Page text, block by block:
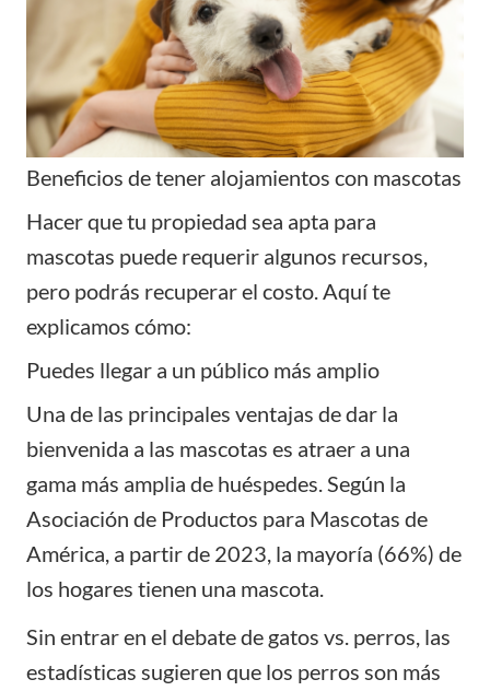
Beneficios de tener alojamientos con mascotas
Hacer que tu propiedad sea apta para
mascotas puede requerir algunos recursos,
pero podrás recuperar el costo. Aquí te
explicamos cómo:
Puedes llegar a un público más amplio
Una de las principales ventajas de dar la
bienvenida a las mascotas es atraer a una
gama más amplia de huéspedes. Según la
Asociación de Productos para Mascotas de
América, a partir de 2023, la mayoría (66%) de
los hogares tienen una mascota.
Sin entrar en el debate de gatos vs. perros, las
estadísticas sugieren que los perros son más